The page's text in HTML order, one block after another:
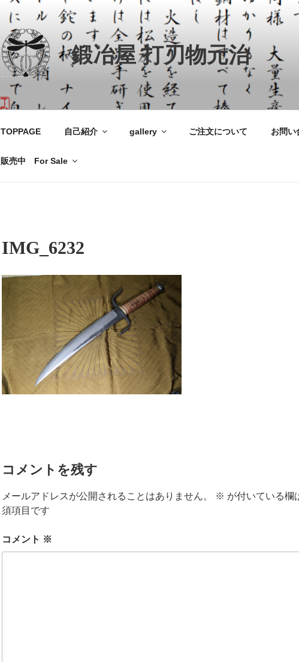
鍛冶屋 打刃物元治
TOPPAGE 自己紹介 gallery ご注文について お問い
販売中 For Sale
IMG_6232
コメントを残す
メールアドレスが公開されることはありません。 ※ が付いている欄
須項目です
コメント ※